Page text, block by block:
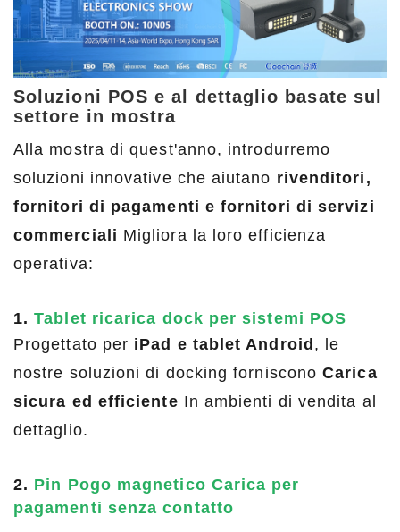
Soluzioni POS e al dettaglio basate sul
settore in mostra
Alla mostra di quest'anno, introdurremo
soluzioni innovative che aiutano rivenditori,
fornitori di pagamenti e fornitori di servizi
commerciali Migliora la loro efficienza
operativa:
1.Tablet ricarica dock per sistemi POS
Progettato per iPad e tablet Android , le
nostre soluzioni di docking fornisconoCarica
sicura ed efficiente In ambienti di vendita al
dettaglio.
2. Pin Pogo magnetico Carica per
pagamenti senza contatto